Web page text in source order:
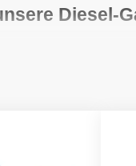
Diesel-
von Diesel-
dass sie den